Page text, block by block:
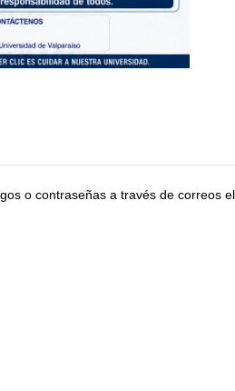
o contraseñas a través de correos